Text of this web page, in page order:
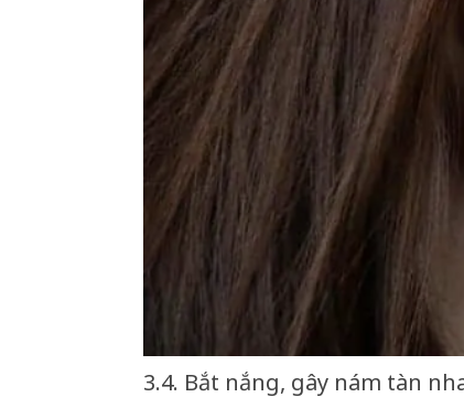
3.4. Bắt nắng, gây nám tàn